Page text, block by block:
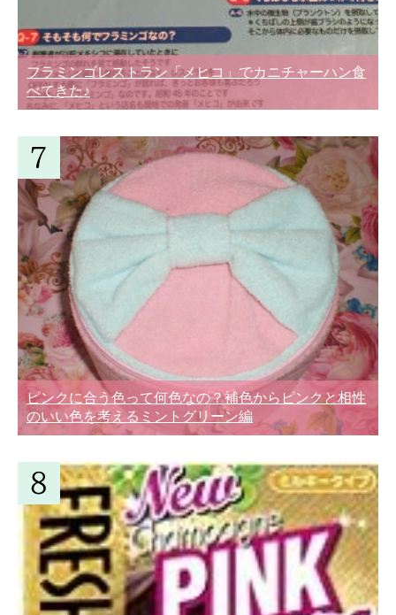
フラミンゴレストラン「メヒコ」でカニチャーハン食
べてきた♪
ピンクに合う色って何色なの？補色からピンクと相性
のいい色を考えるミントグリーン編